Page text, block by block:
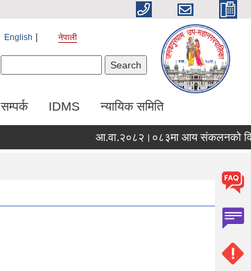
English नेपाली
सम्पर्क IDMS न्यायिक समिति
आ.वा.२०८२।०८३मा आय संकलनको